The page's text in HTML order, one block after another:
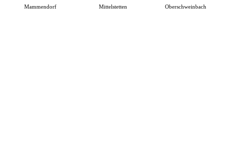
Mammendorf Mittelstetten Oberschweinbach